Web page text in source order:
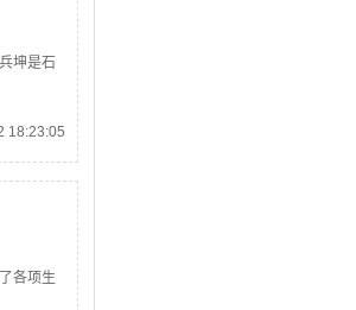
坤是石
18:23:05
各项生